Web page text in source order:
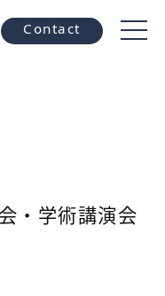
Contact
・学術講演会